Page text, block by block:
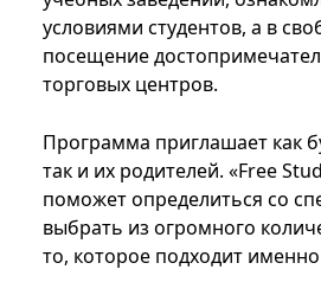
условиями студентов, а в
посещение
торговых центров.
Программа приглашает как
так и их родителей. «Free
поможет определиться со
выбрать из огромного
то, которое подходит